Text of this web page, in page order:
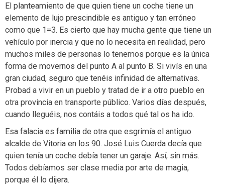
El planteamiento de que quien tiene un coche tiene un
elemento de lujo prescindible es antiguo y tan erróneo
como que 1=3. Es cierto que hay mucha gente que tiene un
vehículo por inercia y que no lo necesita en realidad, pero
muchos miles de personas lo tenemos porque es la única
forma de movernos del punto A al punto B. Si vivís en una
gran ciudad, seguro que tenéis infinidad de alternativas.
Probad a vivir en un pueblo y tratad de ir a otro pueblo en
otra provincia en transporte público. Varios días después,
cuando lleguéis, nos contáis a todos qué tal os ha ido.
Esa falacia es familia de otra que esgrimía el antiguo
alcalde de Vitoria en los 90. José Luis Cuerda decía que
quien tenía un coche debía tener un garaje. Así, sin más.
Todos debíamos ser clase media por arte de magia,
porque él lo dijera.